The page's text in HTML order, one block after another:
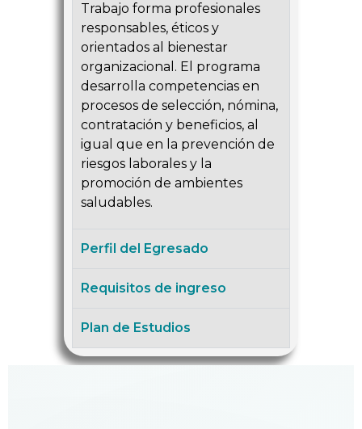
Trabajo forma profesionales
responsables, éticos y
orientados al bienestar
organizacional. El programa
desarrolla competencias en
procesos de selección, nómina,
contratación y beneficios, al
igual que en la prevención de
riesgos laborales y la
promoción de ambientes
saludables.
Perfil del Egresado
Requisitos de ingreso
Plan de Estudios